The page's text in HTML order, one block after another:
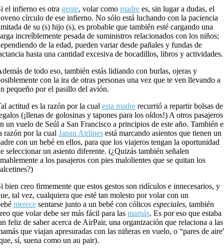
el infierno es otra gente, volar como madre es, sin lugar a dudas, el
círculo de ese infierno. No sólo está luchando con la paciencia
de su (s) hijo (s), es probable que también esté cargando una
increíblemente pesada de suministros relacionados con los niños;
de la edad, pueden variar desde pañales y fundas de
hasta una cantidad excesiva de bocadillos, libros y actividades.
de todo eso, también estás lidiando con burlas, ojeras y
con la ira de otras personas una vez que te ven llevando a
pequeño por el pasillo del avión.
actitud es la razón por la cual esta madre recurrió a repartir bolsas de
(¡llenas de golosinas y tapones para los oídos!) A otros pasajeros
un vuelo de Seúl a San Francisco a principios de este año. También
razón por la cual Japan Airlines está marcando asientos que tienen un
con un bebé en ellos, para que los viajeros tengan la oportunidad
seleccionar un asiento diferente. (¿Quizás también señalen
a los pasajeros con pies malolientes que se quitan los
bien creo firmemente que estos gestos son ridículos e innecesarios, y
tal vez, cualquiera que esté tan molesto por volar con un
merece sentarse junto a un bebé con cólicos especiales, también
que volar debe ser más fácil para las mamás. Es por eso que estaba
feliz de saber acerca de AirPair, una organización que relaciona a las
que viajan apresuradas con las niñeras en vuelo, o “pares de
sí, suena como un au pair).